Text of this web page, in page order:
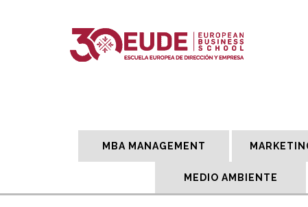
MBA MANAGEMENT
MEDIO AMBIENTE